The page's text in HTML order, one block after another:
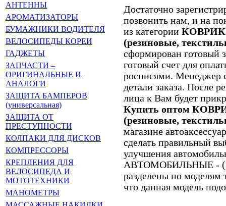
АНТЕННЫ
АРОМАТИЗАТОРЫ
БУМАЖНИКИ ВОДИТЕЛЯ
ВЕЛОСИПЕДЫ КОРЕИ
ГАДЖЕТЫ
ЗАПЧАСТИ –
ОРИГИНАЛЬНЫЕ И
АНАЛОГИ
ЗАЩИТА БАМПЕРОВ
(универсальная)
ЗАЩИТА ОТ
ПРЕСТУПНОСТИ
КОЛПАКИ ДЛЯ ДИСКОВ
КОМПРЕССОРЫ
КРЕПЛЕНИЯ ДЛЯ
ВЕЛОСИПЕДА И
МОТОТЕХНИКИ
МАНОМЕТРЫ
Достаточно
позвонить нам, и на
из категории
(резиновые,
сформирован готовый
готовый счет для
росписями. Менеджер
детали заказа. После
лица к Вам будет
Купить оптом
(резиновые,
магазине
сделать правильный
улучшения
АВТОМОБИЛЬНЫЕ -
разделены по моделям
что данная модель